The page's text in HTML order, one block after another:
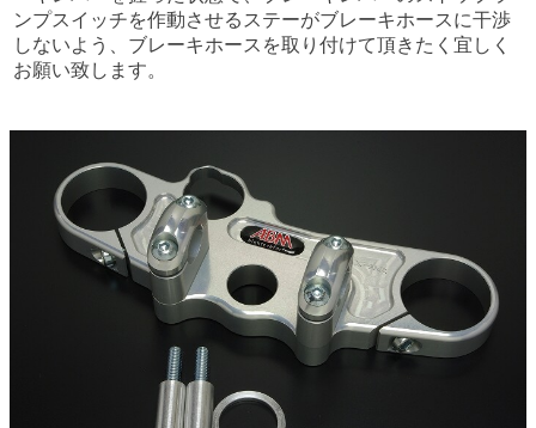
ンプスイッチを作動させるステーがブレーキホースに干渉
しないよう、ブレーキホースを取り付けて頂きたく宜しく
お願い致します。